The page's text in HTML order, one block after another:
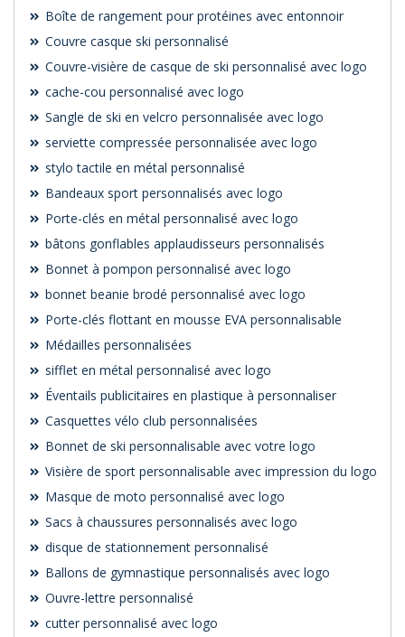
Boîte de rangement pour protéines avec entonnoir
Couvre casque ski personnalisé
Couvre-visière de casque de ski personnalisé avec logo
cache-cou personnalisé avec logo
Sangle de ski en velcro personnalisée avec logo
serviette compressée personnalisée avec logo
stylo tactile en métal personnalisé
Bandeaux sport personnalisés avec logo
Porte-clés en métal personnalisé avec logo
bâtons gonflables applaudisseurs personnalisés
Bonnet à pompon personnalisé avec logo
bonnet beanie brodé personnalisé avec logo
Porte-clés flottant en mousse EVA personnalisable
Médailles personnalisées
sifflet en métal personnalisé avec logo
Éventails publicitaires en plastique à personnaliser
Casquettes vélo club personnalisées
Bonnet de ski personnalisable avec votre logo
Visière de sport personnalisable avec impression du logo
Masque de moto personnalisé avec logo
Sacs à chaussures personnalisés avec logo
disque de stationnement personnalisé
Ballons de gymnastique personnalisés avec logo
Ouvre-lettre personnalisé
cutter personnalisé avec logo